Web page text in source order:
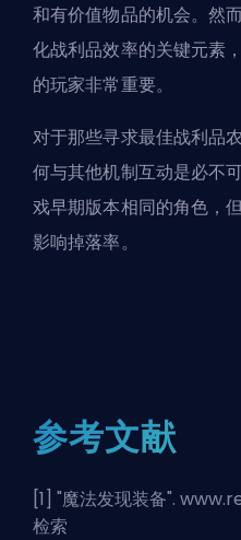
和有价值物品的机会。然
化战利品效率的关键元素
的玩家非常重要。
对于那些寻求最佳战利品
何与其他机制互动是必不
戏早期版本相同的角色，
影响掉落率。
参考文献
[1] "魔法发现装备".
检索